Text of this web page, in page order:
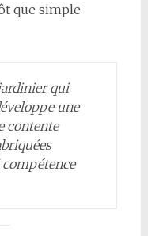
que simple
qui
une
contente